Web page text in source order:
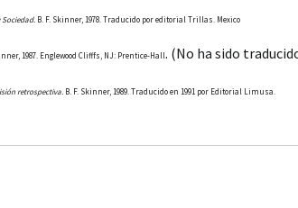
Sociedad. B. F. Skinner, 1978. Traducido por editorial Trillas. Mexico
1987. Englewood Clifffs, NJ: Prentice-Hall. (No ha sido
retrospectiva. B. F. Skinner, 1989. Traducido en 1991 por Editorial Limusa.